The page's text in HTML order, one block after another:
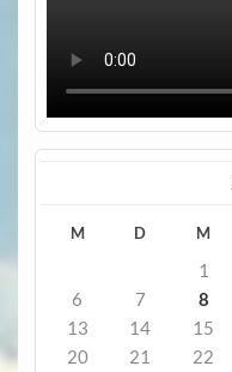
M D M
1
6
7 8
13
14 15
20
21 22